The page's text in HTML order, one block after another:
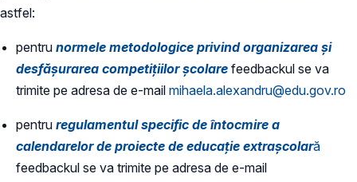
astfel:
pentru normele metodologice privind organizarea şi
desfășurarea competițiilor școlare feedbackul se va
trimite pe adresa de e-mail mihaela.alexandru@edu.gov.ro
pentru regulamentul specific de întocmire a
calendarelor de proiecte de educație extrașcolară
feedbackul se va trimite pe adresa de e-mail